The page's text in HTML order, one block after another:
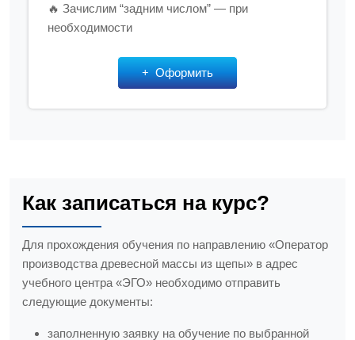
🔥 Зачислим “задним числом” — при
необходимости
Оформить
Как записаться на курс?
Для прохождения обучения по направлению «Оператор
производства древесной массы из щепы» в адрес
учебного центра «ЭГО» необходимо отправить
следующие документы:
заполненную заявку на обучение по выбранной